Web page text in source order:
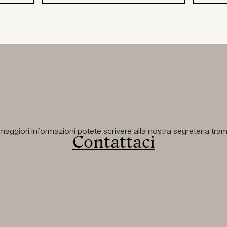
informazioni potete scrivere alla nostra segreteria
Contattaci